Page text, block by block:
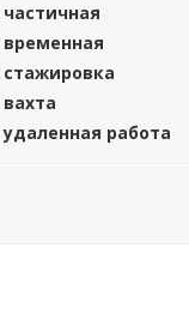
частичная
временная
стажировка
вахта
удаленная работа